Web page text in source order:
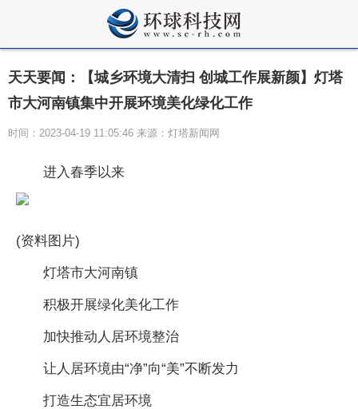
天天要闻：【城乡环境大清扫 创城工作展新颜】灯塔
市大河南镇集中开展环境美化绿化工作
时间：2023-04-19 11:05:46 来源：灯塔新闻网
进入春季以来
(资料图片)
灯塔市大河南镇
积极开展绿化美化工作
加快推动人居环境整治
让人居环境由“净”向“美”不断发力
打造生态宜居环境